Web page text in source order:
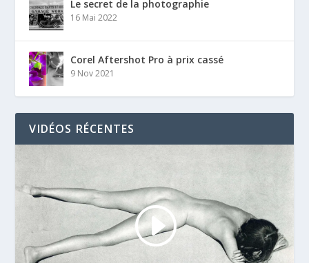
Le secret de la photographie
16 Mai 2022
Corel Aftershot Pro à prix cassé
9 Nov 2021
VIDÉOS RÉCENTES